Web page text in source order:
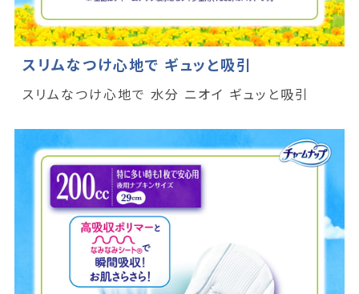
スリムなつけ心地で ギュッと吸引
スリムなつけ心地で 水分 ニオイ ギュッと吸引